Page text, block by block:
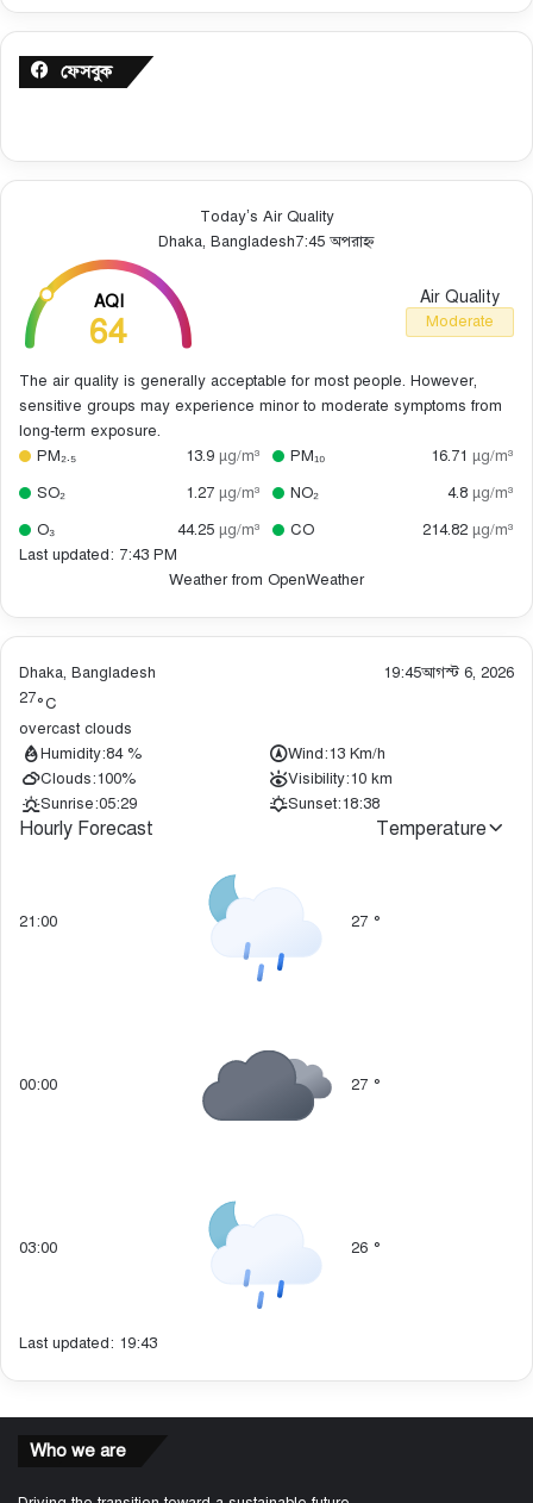
ফেসবুক
Today’s Air Quality
Dhaka, Bangladesh7:45 অপরাহ্ন
AQI
64
Air Quality
Moderate
The air quality is generally acceptable for most people. However,
sensitive groups may experience minor to moderate symptoms from
long-term exposure.
PM₂.₅
13.9 µg/m³ PM₁₀ 16.71 µg/m³
SO₂
1.27 µg/m³ NO₂ 4.8 µg/m³
O₃
44.25 µg/m³ CO 214.82 µg/m³
Last updated: 7:43 PM
Weather from OpenWeather
Dhaka, Bangladesh 19:45আগস্ট 6, 2026
27°C
overcast clouds
Humidity:84 % Wind:13 Km/h
Clouds:100% Visibility:10 km
Sunrise:05:29 Sunset:18:38
Hourly Forecast Temperature
21:00 27 °
00:00 27 °
03:00 26 °
Last updated: 19:43
Who we are